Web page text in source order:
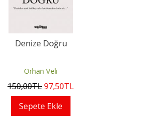
Denize Doğru
Orhan Veli
150,00TL97,50TL
Sepete Ekle